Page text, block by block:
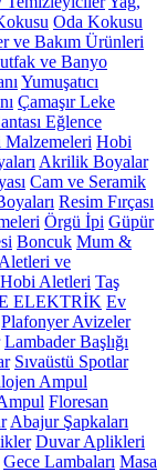
Oda Kokusu
ve Bakım Ürünleri
ve Banyo
Yumuşatıcı
Çamaşır Leke
Eğlence
Hobi
Akrilik Boyalar
Cam ve Seramik
Resim Fırçası
Örgü İpi Güpür
Boncuk Mum &
ve
Aletleri Taş
ELEKTRİK Ev
Plafonyer Avizeler
Lambader Başlığı
Sıvaüstü Spotlar
Ampul
Floresan
Abajur Şapkaları
Duvar Aplikleri
Gece Lambaları Masa